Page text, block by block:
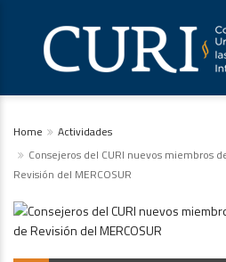
Home
Actividades
Consejeros del CURI nuevos miembros
Revisión del MERCOSUR